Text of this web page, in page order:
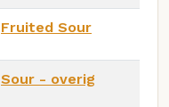
Fruited Sour
Sour - overig